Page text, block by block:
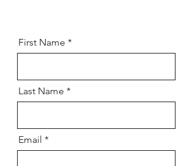
First Name
Last Name
Email